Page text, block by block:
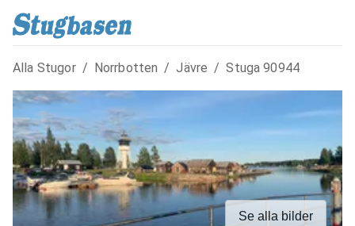
Alla Stugor / Norrbotten / Jävre / Stuga90944
Se alla bilder